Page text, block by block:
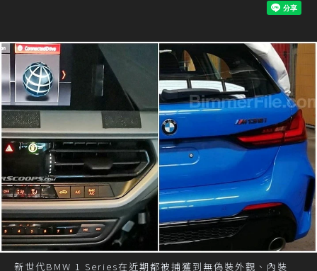
新世代BMW 1 Series在近期都被捕獲到無偽裝外觀、內裝